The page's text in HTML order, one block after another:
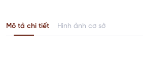
Mô tả chi tiết Hình ảnh cơ sở